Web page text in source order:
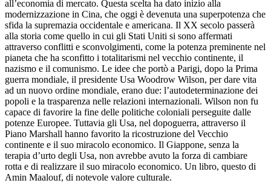
all’economia di mercato. Questa scelta ha dato inizio alla
modernizzazione in Cina, che oggi è devenuta una superpotenza che
sfida la supremazia occidentale e americana. Il XX secolo passerà
alla storia come quello in cui gli Stati Uniti si sono affermati
attraverso conflitti e sconvolgimenti, come la potenza preminente nel
pianeta che ha sconfitto i totalitarismi nel vecchio continente, il
nazismo e il comunismo. Le idee che portò a Parigi, dopo la Prima
guerra mondiale, il presidente Usa Woodrow Wilson, per dare vita
ad un nuovo ordine mondiale, erano due: l’autodeterminazione dei
popoli e la trasparenza nelle relazioni internazionali. Wilson non fu
capace di favorire la fine delle politiche coloniali perseguite dalle
potenze Europee. Tuttavia gli Usa, nel dopoguerra, attraverso il
Piano Marshall hanno favorito la ricostruzione del Vecchio
continente e il suo miracolo economico. Il Giappone, senza la
terapia d’urto degli Usa, non avrebbe avuto la forza di cambiare
rotta e di realizzare il suo miracolo economico. Un libro, questo di
Amin Maalouf, di notevole valore culturale.